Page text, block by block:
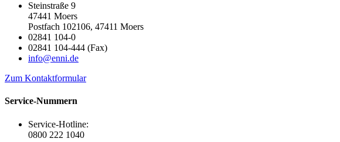
Steinstraße 9
47441 Moers
Postfach 102106, 47411 Moers
02841 104-0
02841 104-444 (Fax)
info@enni.de
Zum Kontaktformular
Service-Nummern
Service-Hotline:
0800 222 1040